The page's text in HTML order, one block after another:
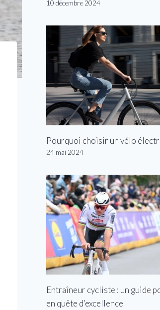
10 décembre 2024
Pourquoi choisir un vélo
24 mai 2024
Entraîneur cycliste : un guide
en quête d’excellence